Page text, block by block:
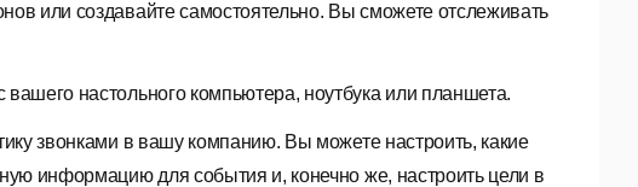
или создавайте самостоятельно. Вы сможете отслеживать
настольного компьютера, ноутбука или планшета.
звонками в вашу компанию. Вы можете настроить, какие
информацию для события и, конечно же, настроить цели в